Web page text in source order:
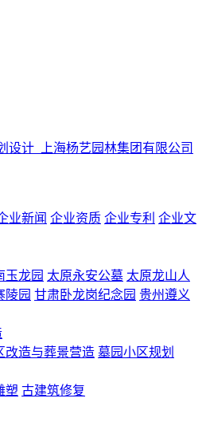
业新闻 企业资质 企业专利 企业文
玉龙园 太原永安公墓 太原龙山人
陵园 甘肃卧龙岗纪念园 贵州遵义
改造与葬景营造 墓园小区规划
塑 古建筑修复